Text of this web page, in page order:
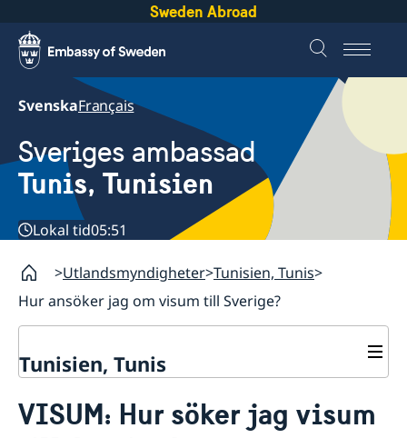
Sweden Abroad
SvenskaFrançais
Sveriges ambassad
Tunis, Tunisien
Lokal tid05:51
Utlandsmyndigheter Tunisien, Tunis
Hur ansöker jag om visum till Sverige?
Tunisien, Tunis
Om oss
VISUM: Hur söker jag visum